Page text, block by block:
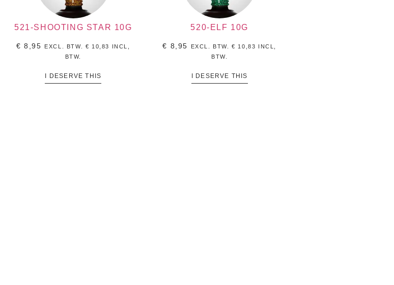
521-SHOOTING STAR 10G
€ 8,95 EXCL. BTW. € 10,83
INCL,
BTW.
I DESERVE THIS
520-ELF 10G
€ 8,95 EXCL. BTW.€ 10,83
INCL,
BTW.
I DESERVE THIS